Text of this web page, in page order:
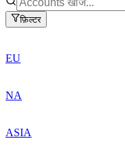
फ़िल्टर
EU
NA
ASIA